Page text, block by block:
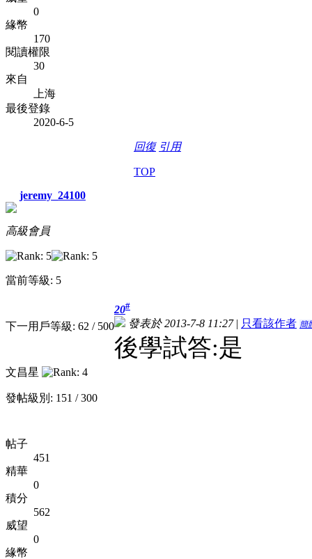
0
緣幣
170
閱讀權限
30
來自
上海
最後登錄
2020-6-5
回復 引用
TOP
jeremy_24100
高級會員
當前等級: 5
下一用戶等級: 62 / 500
文昌星
發帖級別: 151 / 300
帖子
451
精華
0
積分
562
威望
0
緣幣
20#
發表於 2013-7-8 11:27| 只看該作者 簡
後學試答:是